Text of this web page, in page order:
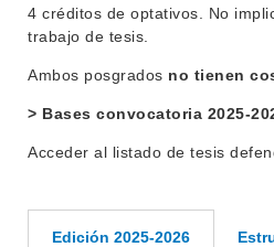
INVESTIGACIÓN
OFERTA DE GRADO
4 créditos de optativos. No
trabajo de tesis.
Ambos posgrados no tienen
> Bases convocatoria 2025-
Acceder al listado de tesis
Edición 2025-2026